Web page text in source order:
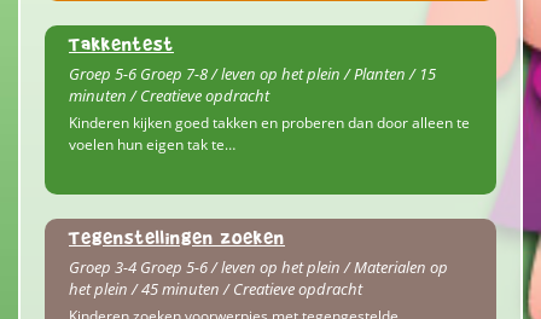
Takkentest
Groep 5-6 Groep 7-8 / leven op het plein / Planten / 15
minuten / Creatieve opdracht
Kinderen kijken goed takken en proberen dan door alleen te
voelen hun eigen tak te…
Tegenstellingen zoeken
Groep 3-4 Groep 5-6 / leven op het plein / Materialen op
het plein / 45 minuten / Creatieve opdracht